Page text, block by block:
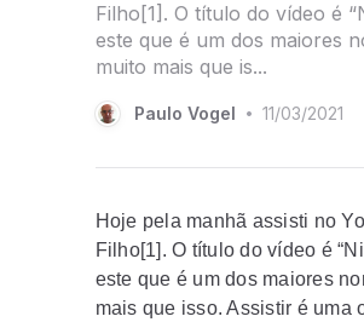
Filho[1]. O título do vídeo é
este que é um dos maiores
muito mais que is...
Paulo Vogel • 11/03/2021
Hoje pela manhã assisti no
Filho[1]. O título do vídeo é
este que é um dos maiores
mais que isso. Assistir é uma